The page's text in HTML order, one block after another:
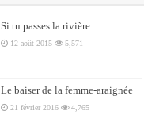
Si tu passes la rivière
12 août 2015 5,571
Le baiser de la femme-araignée
21 février 2016 4,765